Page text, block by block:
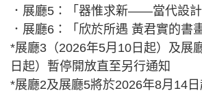
．展廳5：「器惟求新——當代設計
．展廳6：「欣於所遇 黃君實的書
*展廳3（2026年5月10日起）及展
日起）暫停開放直至另行通知
*展廳2及展廳5將於2026年8月14